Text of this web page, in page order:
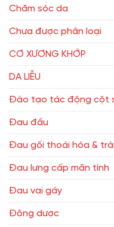
Chăm sóc da
Chưa được phân loại
CƠ XƯƠNG KHỚP
DA LIỄU
Đào tạo tác động cột
Đau đầu
Đau gối thoái hóa &
Đau lưng cấp mãn tính
Đau vai gáy
Đông dược